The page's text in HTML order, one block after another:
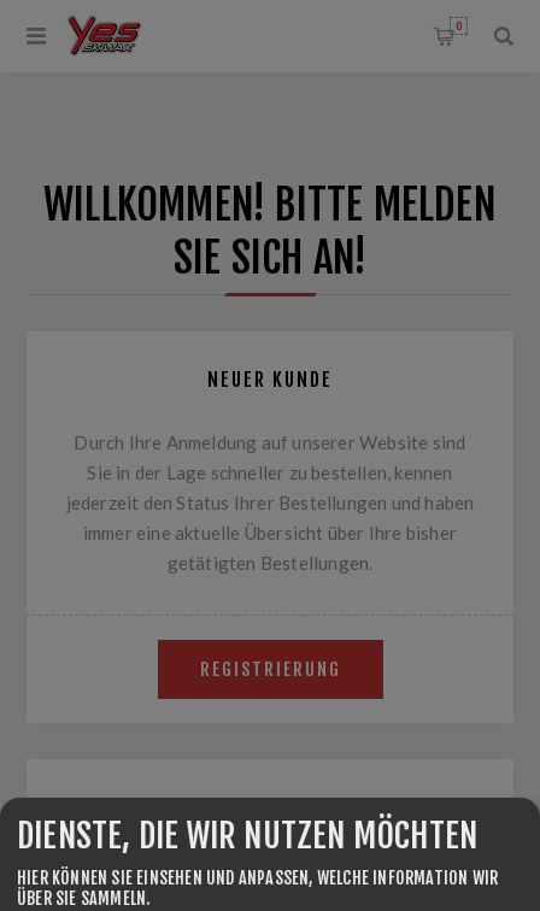
0
WILLKOMMEN! BITTE MELDEN
SIE SICH AN!
NEUER KUNDE
Durch Ihre Anmeldung auf unserer Website sind
Sie in der Lage schneller zu bestellen, kennen
jederzeit den Status Ihrer Bestellungen und haben
immer eine aktuelle Übersicht über Ihre bisher
getätigten Bestellungen.
REGISTRIERUNG
WIEDERKEHRENDER BENUTZER
E-MAIL:
DIENSTE, DIE WIR NUTZEN MÖCHTEN
HIER KÖNNEN SIE EINSEHEN UND ANPASSEN, WELCHE INFORMATION WIR
ÜBER SIE SAMMELN.